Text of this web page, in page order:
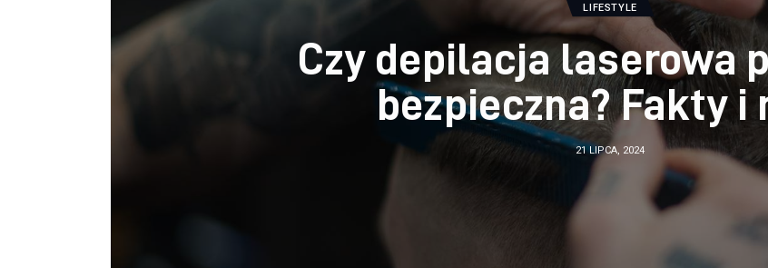
LIFESTYLE
Czy depilacja laserowa
bezpieczna? Fakty i
21 LIPCA, 2024